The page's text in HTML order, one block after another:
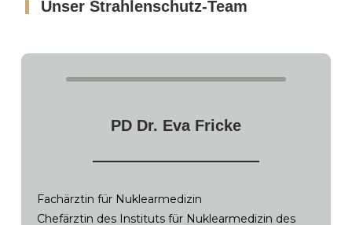
Unser Strahlenschutz-Team
PD Dr. Eva Fricke
Fachärztin für Nuklearmedizin
Chefärztin des Instituts für Nuklearmedizin des